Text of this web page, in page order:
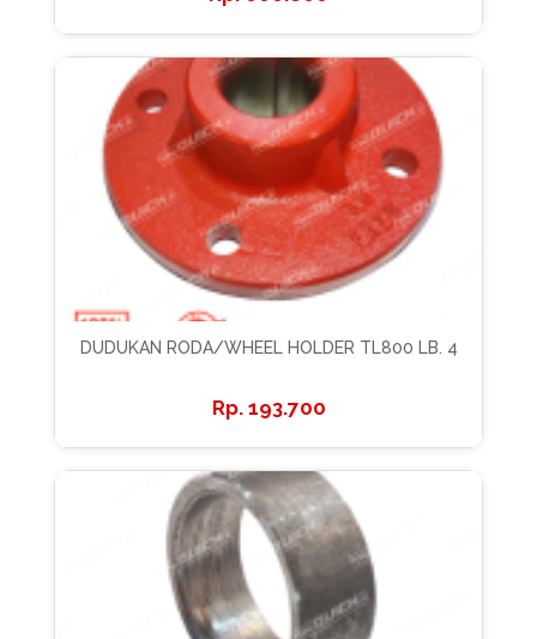
DUDUKAN RODA/WHEEL HOLDER TL800 LB. 4
193.700